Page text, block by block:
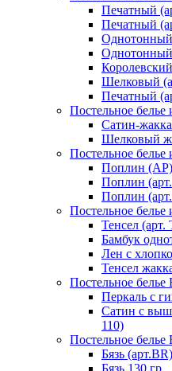
Печатный
Печатный
Шелковый
Печатный
Постельное белье
Сатин-
Шелковый
Постельное белье
Поплин (AP)
Поплин
Поплин
Постельное белье
Тенсел (арт.
Бамбук
Лен с
Тенсел
Постельное
Перкаль с
Сатин с
110)
Постельное белье
Бязь (арт.BR)
Бязь 130 гр